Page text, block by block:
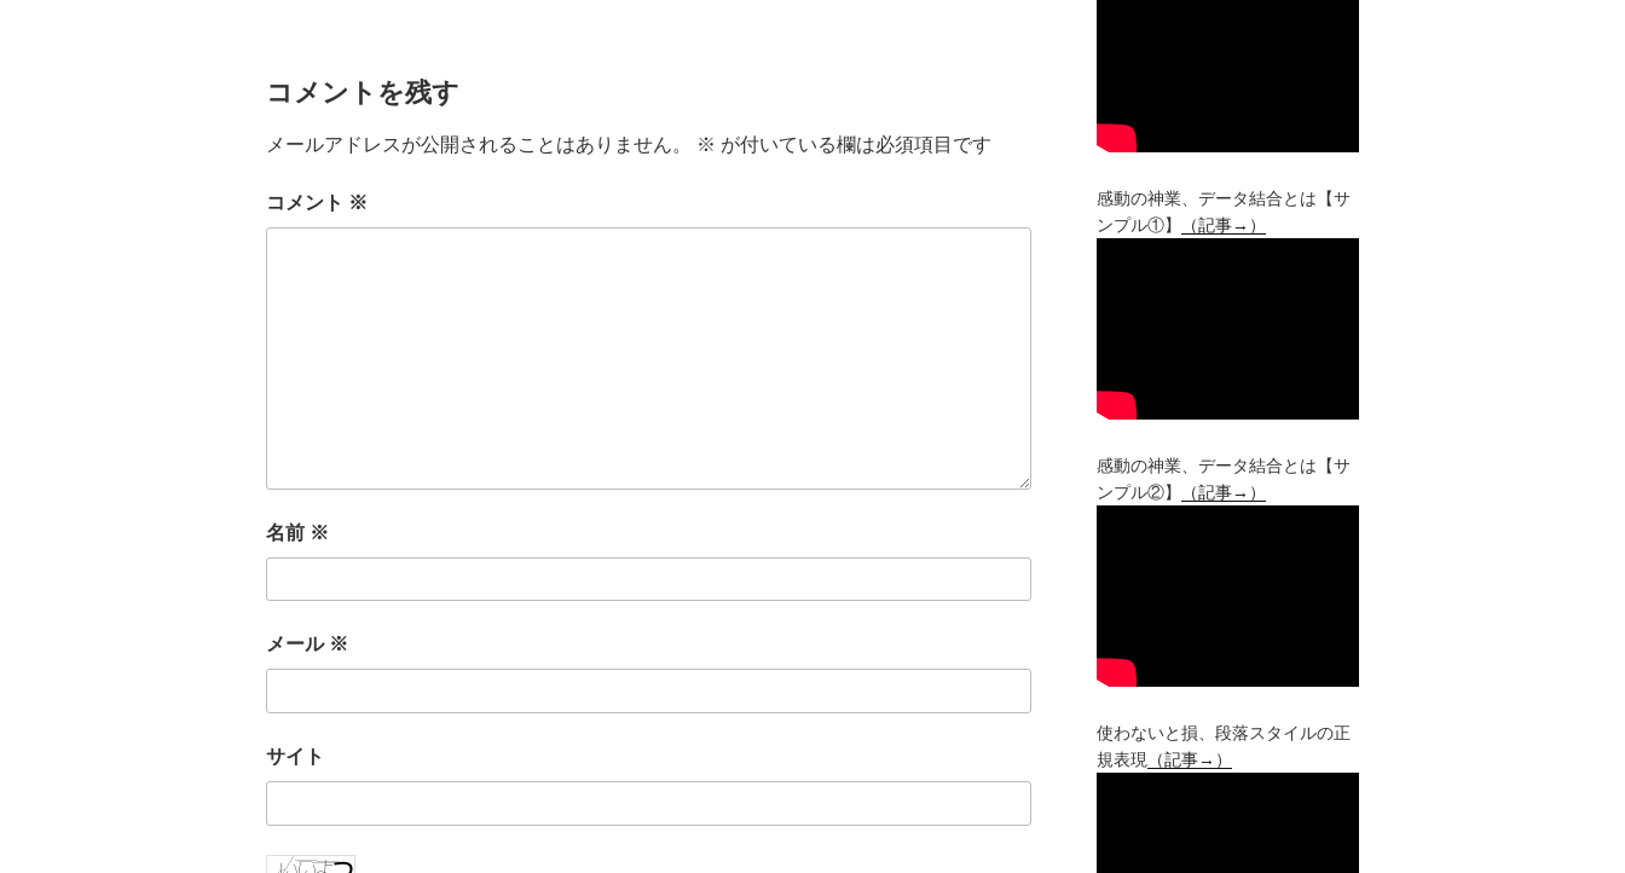
コメントを残す
メールアドレスが公開されることはありません。 ※ が付いている欄は必須項目です
コメント ※
名前 ※
メール ※
サイト
感動の神業、データ結合とは【サ
ンプル①】
（記事→）
感動の神業、データ結合とは【サ
ンプル②】
（記事→）
使わないと損、段落スタイルの正
規表現
（記事→）